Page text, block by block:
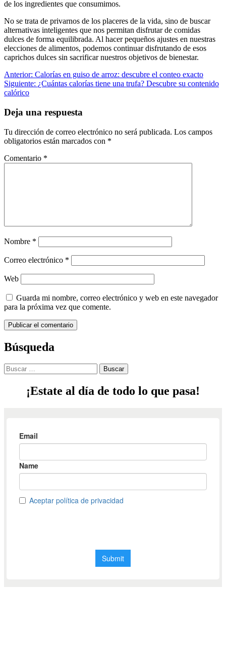
de los ingredientes que consumimos.
No se trata de privarnos de los placeres de la vida, sino de buscar
alternativas inteligentes que nos permitan disfrutar de comidas
dulces de forma equilibrada. Al hacer pequeños ajustes en nuestras
elecciones de alimentos, podemos continuar disfrutando de esos
caprichos dulces sin sacrificar nuestros objetivos de bienestar.
Anterior: Calorías en guiso de arroz: descubre el conteo exacto
Siguiente: ¿Cuántas calorías tiene una trufa? Descubre su contenido
calórico
Deja una respuesta
Tu dirección de correo electrónico no será publicada. Los campos
obligatorios están marcados con *
Comentario *
Nombre *
Correo electrónico *
Web
Guarda mi nombre, correo electrónico y web en este navegador
para la próxima vez que comente.
Búsqueda
¡Estate al día de todo lo que pasa!